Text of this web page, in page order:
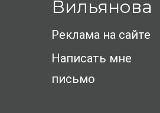
Вильянова
Реклама на сайте
Написать мне
письмо